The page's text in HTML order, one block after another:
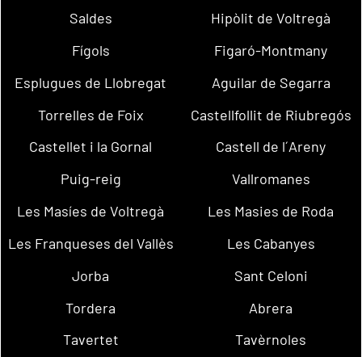
Saldes
Hipòlit de Voltregà
Fígols
Figaró-Montmany
Esplugues de Llobregat
Aguilar de Segarra
Torrelles de Foix
Castellfollit de Riubregós
Castellet i la Gornal
Castell de l´Areny
Puig-reig
Vallromanes
Les Masíes de Voltregà
Les Masies de Roda
Les Franqueses del Vallès
Les Cabanyes
Jorba
Sant Celoni
Tordera
Abrera
Tavertet
Tavèrnoles